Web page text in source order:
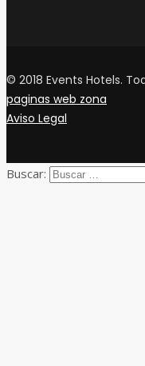
© 2018 Events Hotels.
paginas web zona
Aviso Legal
Buscar: